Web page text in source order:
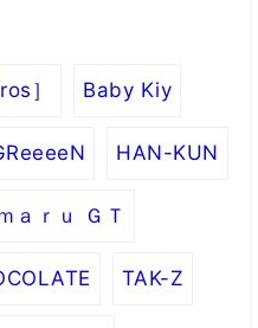
］ Baby Kiy
HAN-KUN
ａｒｕ ＧＴ
TAK-Z